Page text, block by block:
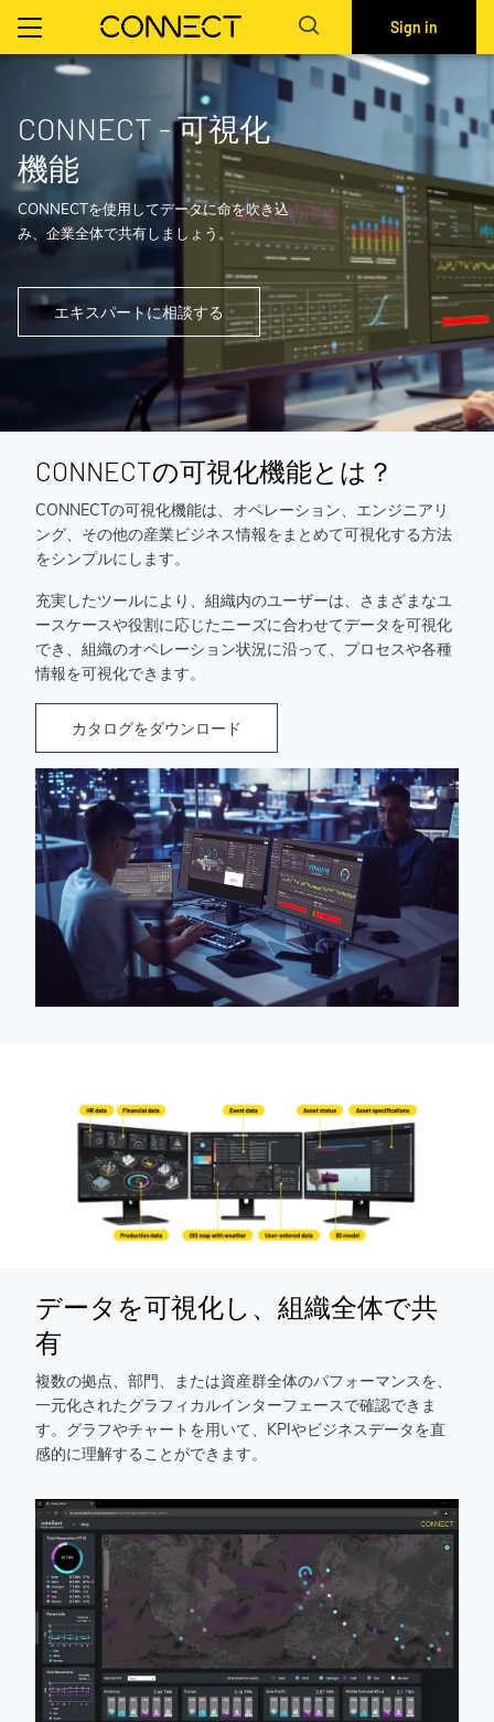
Sign in
CONNECT - 可視化
機能
CONNECTを使用してデータに命を吹き込
み、企業全体で共有しましょう。
エキスパートに相談する
CONNECTの可視化機能とは？
CONNECTの可視化機能は、オペレーション、エンジニアリ
ング、その他の産業ビジネス情報をまとめて可視化する方法
をシンプルにします。
充実したツールにより、組織内のユーザーは、さまざまなユ
ースケースや役割に応じたニーズに合わせてデータを可視化
でき、組織のオペレーション状況に沿って、プロセスや各種
情報を可視化できます。
カタログをダウンロード
データを可視化し、組織全体で共
有
複数の拠点、部門、または資産群全体のパフォーマンスを、
一元化されたグラフィカルインターフェースで確認できま
す。グラフやチャートを用いて、KPIやビジネスデータを直
感的に理解することができます。